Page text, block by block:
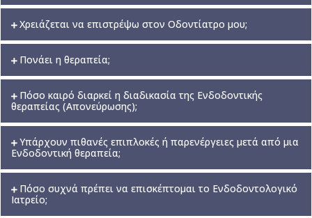
Χρειάζεται να επιστρέψω στον Οδοντίατρο μου;
Πονάει η θεραπεία;
Πόσο καιρό διαρκεί η διαδικασία της Ενδοδοντικής
θεραπείας (Απονεύρωσης);
Υπάρχουν πιθανές επιπλοκές ή παρενέργειες μετά από μια
Ενδοδοντική θεραπεία;
Πόσο συχνά πρέπει να επισκέπτομαι το Ενδοδοντολογικό
Ιατρείο;